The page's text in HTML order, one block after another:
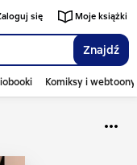
Znajdź
się Moje książki
Komiksy i webtoony